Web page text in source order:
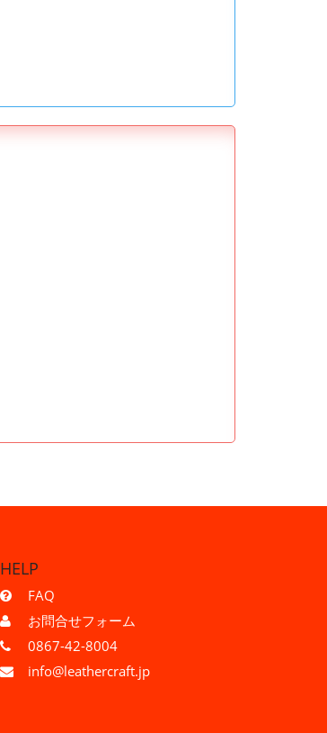
HELP
FAQ
お問合せフォーム
0867-42-8004
info@leathercraft.jp